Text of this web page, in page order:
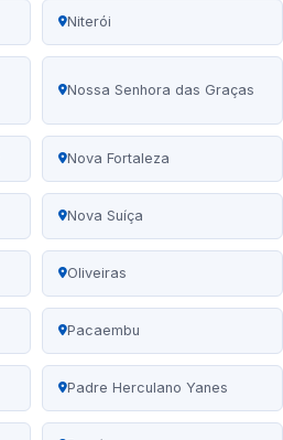
Niterói
Nossa Senhora das Graças
Nova Fortaleza
Nova Suíça
Oliveiras
Pacaembu
Padre Herculano Yanes